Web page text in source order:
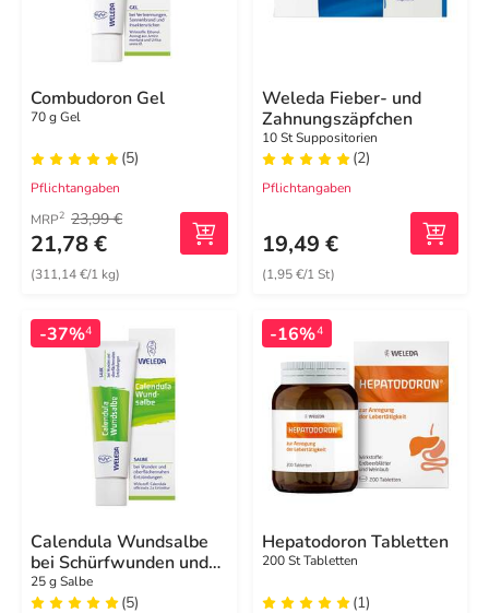
Combudoron Gel
70 g Gel
(5)
Pflichtangaben
MRP2 23,99 €
21,78 €
(311,14 €/1 kg)
Weleda Fieber- und
Zahnungszäpfchen
10 St Suppositorien
(2)
Pflichtangaben
19,49 €
(1,95 €/1 St)
-37%4
Calendula Wundsalbe
bei Schürfwunden und
Hautverletzungen
25 g Salbe
(5)
-16%4
Hepatodoron Tabletten
200 St Tabletten
(1)